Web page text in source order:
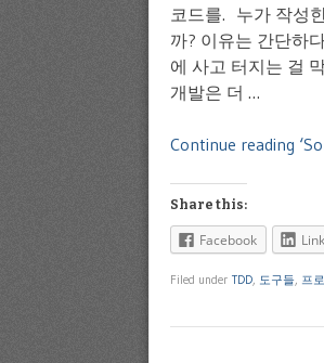
코드를. 누가 작성
까? 이유는 간단하
에 사고 터지는 걸
개발은 더 …
Continue reading
Share this:
Facebook
Filed under TDD, 도구들, 프